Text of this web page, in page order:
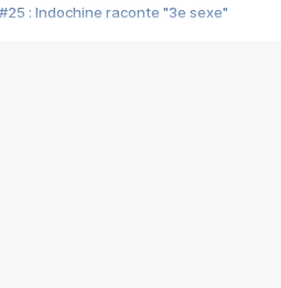
#25 : Indochine raconte "3e sexe"